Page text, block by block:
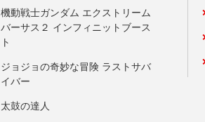
機動戦士ガンダム エクストリーム
バーサス２ インフィニットブース
ト
ジョジョの奇妙な冒険 ラストサバ
イバー
太鼓の達人